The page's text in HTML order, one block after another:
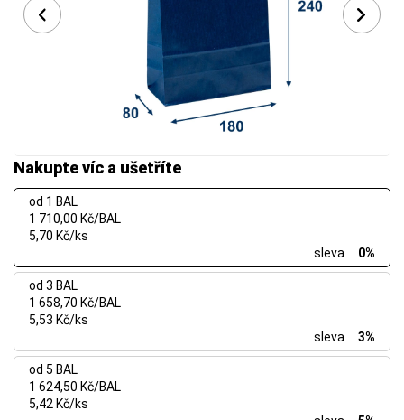
Nakupte víc a ušetříte
od 1 BAL
1 710,00 Kč/BAL
5,70 Kč/ks
sleva
0%
od 3 BAL
1 658,70 Kč/BAL
5,53 Kč/ks
sleva
3%
od 5 BAL
1 624,50 Kč/BAL
5,42 Kč/ks